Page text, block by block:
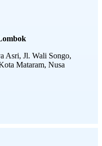
Asri, Jl. Wali Songo,
Mataram, Nusa